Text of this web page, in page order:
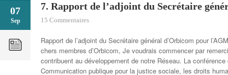
07
Sep
7. Rapport de l’adjoint du Secrétaire
15 Commentaires
Rapport de l’adjoint du Secrétaire général d’Orbicom pour
chers membres d’Orbicom, Je voudrais commencer par
contribuent au développement de notre Réseau. La
Communication publique pour la justice sociale, les droits